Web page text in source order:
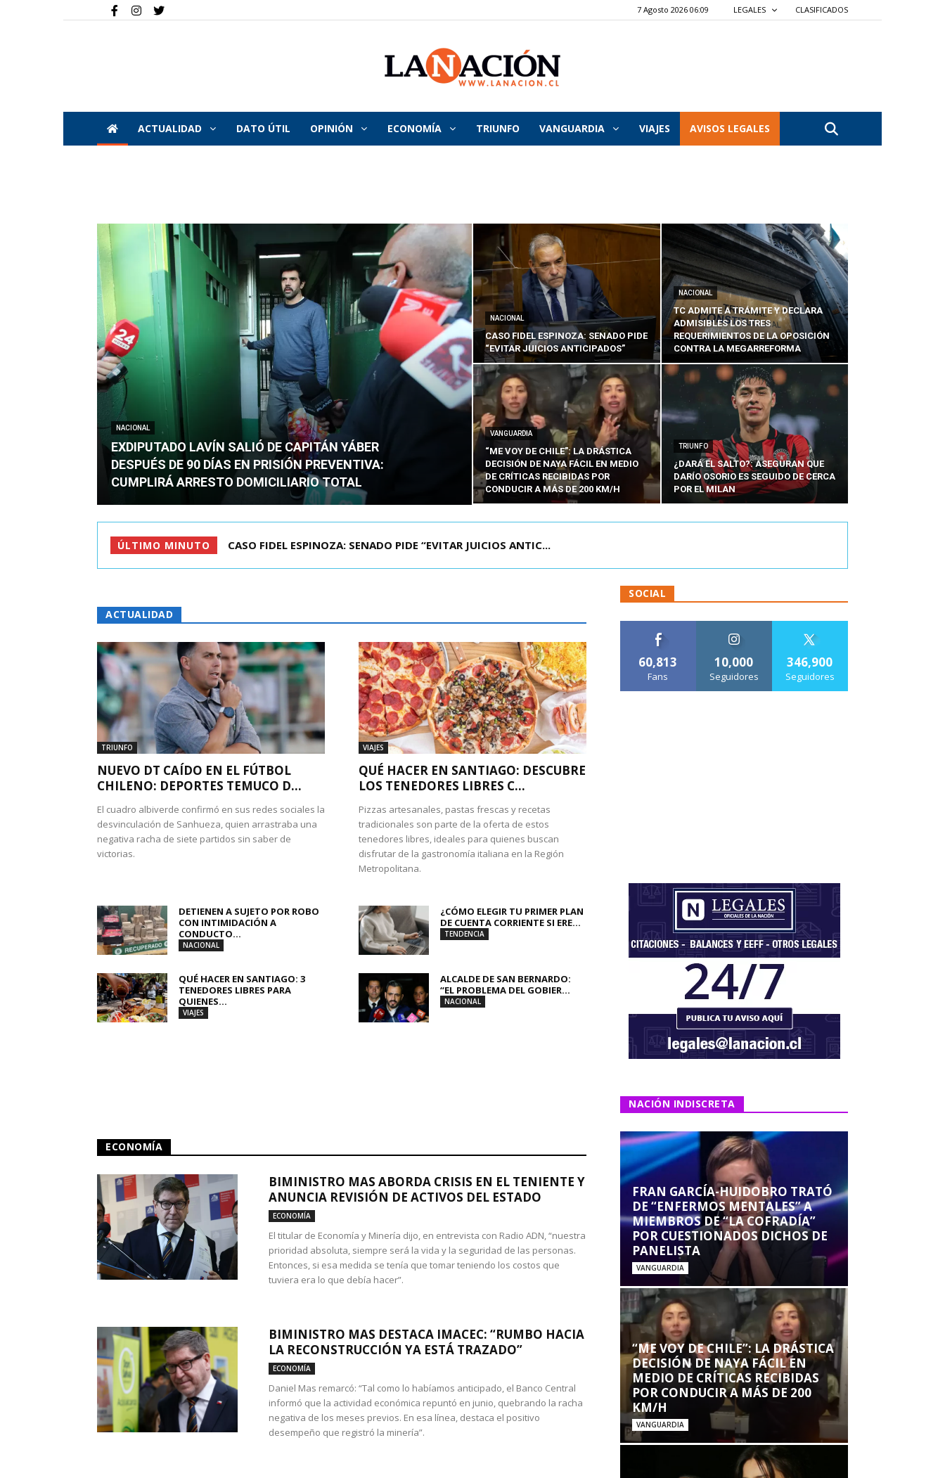
7 Agosto 2026 06:09 LEGALES CLASIFICADOS
La
Nación
ACTUALIDAD DATO ÚTIL OPINIÓN ECONOMÍA TRIUNFO VANGUARDIA VIAJES AVISOS LEGALES
NACIONAL
EXDIPUTADO LAVÍN SALIÓ DE CAPITÁN YÁBER
DESPUÉS DE 90 DÍAS EN PRISIÓN PREVENTIVA:
CUMPLIRÁ ARRESTO DOMICILIARIO TOTAL
NACIONAL
CASO FIDEL ESPINOZA: SENADO PIDE
“EVITAR JUICIOS ANTICIPADOS”
NACIONAL
TC ADMITE A TRÁMITE Y DECLARA
ADMISIBLES LOS TRES
REQUERIMIENTOS DE LA OPOSICIÓN
CONTRA LA MEGARREFORMA
VANGUARDIA
“ME VOY DE CHILE”: LA DRÁSTICA
DECISIÓN DE NAYA FÁCIL EN MEDIO
DE CRÍTICAS RECIBIDAS POR
CONDUCIR A MÁS DE 200 KM/H
TRIUNFO
¿DARÁ EL SALTO?: ASEGURAN QUE
DARÍO OSORIO ES SEGUIDO DE CERCA
POR EL MILAN
ÚLTIMO MINUTO TC ADMITE A TRÁMITE Y DECLARA ADMISIBLES LOS TRES REQU...
ACTUALIDAD
TRIUNFO
NUEVO DT CAÍDO EN EL FÚTBOL
CHILENO: DEPORTES TEMUCO D...
El cuadro albiverde confirmó en sus redes sociales la
desvinculación de Sanhueza, quien arrastraba una
negativa racha de siete partidos sin saber de
victorias.
VIAJES
QUÉ HACER EN SANTIAGO: DESCUBRE
LOS TENEDORES LIBRES C...
Pizzas artesanales, pastas frescas y recetas
tradicionales son parte de la oferta de estos
tenedores libres, ideales para quienes buscan
disfrutar de la gastronomía italiana en la Región
Metropolitana.
DETIENEN A SUJETO POR ROBO
CON INTIMIDACIÓN A
CONDUCTO...
NACIONAL
¿CÓMO ELEGIR TU PRIMER PLAN
DE CUENTA CORRIENTE SI ERE...
TENDENCIA
QUÉ HACER EN SANTIAGO: 3
TENEDORES LIBRES PARA
QUIENES...
VIAJES
ALCALDE DE SAN BERNARDO:
“EL PROBLEMA DEL GOBIER...
NACIONAL
ECONOMÍA
BIMINISTRO MAS ABORDA CRISIS EN EL TENIENTE Y
ANUNCIA REVISIÓN DE ACTIVOS DEL ESTADO
ECONOMÍA
El titular de Economía y Minería dijo, en entrevista con Radio ADN, “nuestra
prioridad absoluta, siempre será la vida y la seguridad de las personas.
Entonces, si esa medida se tenía que tomar teniendo los costos que
tuviera era lo que debía hacer”.
BIMINISTRO MAS DESTACA IMACEC: “RUMBO HACIA
LA RECONSTRUCCIÓN YA ESTÁ TRAZADO”
ECONOMÍA
Daniel Mas remarcó: “Tal como lo habíamos anticipado, el Banco Central
informó que la actividad económica repuntó en junio, quebrando la racha
negativa de los meses previos. En esa línea, destaca el positivo
desempeño que registró la minería”.
SOCIAL
60,813
Fans
10,000
Seguidores
346,900
Seguidores
NACIÓN INDISCRETA
FRAN GARCÍA-HUIDOBRO TRATÓ
DE “ENFERMOS MENTALES” A
MIEMBROS DE “LA COFRADÍA”
POR CUESTIONADOS DICHOS DE
PANELISTA
VANGUARDIA
“ME VOY DE CHILE”: LA DRÁSTICA
DECISIÓN DE NAYA FÁCIL EN
MEDIO DE CRÍTICAS RECIBIDAS
POR CONDUCIR A MÁS DE 200
KM/H
VANGUARDIA